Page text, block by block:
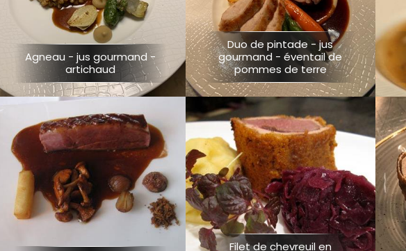
Agneau - jus gourmand -
artichaud
Duo de pintade - jus
gourmand - éventail de
pommes de terre
Filet de chevreuil en